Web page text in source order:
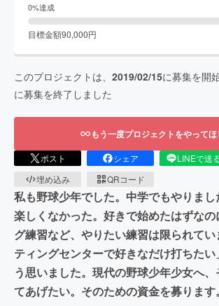
0%達成
目標金額90,000円
このプロジェクトは、 2019/02/15に募集を開
に募集を終了しました
もう一度プロジェクトをやって
ポスト シェア LINEで送
埋め込み
QRコード
私も野球少年でした。中学でもやりまし
楽しくなかった。好きで始めたはずな
グ練習など、やりたい練習は限られて
ティングセンターで好きなだけ打ちた
う思いました。現代の野球少年少女へ
てあげたい。そのための資金を募ります。